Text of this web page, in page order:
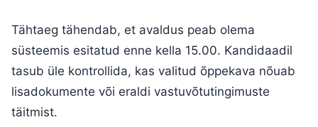
Tähtaeg tähendab, et avaldus peab olema
süsteemis esitatud enne kella 15.00. Kandidaadil
tasub üle kontrollida, kas valitud õppekava nõuab
lisadokumente või eraldi vastuvõtutingimuste
täitmist.